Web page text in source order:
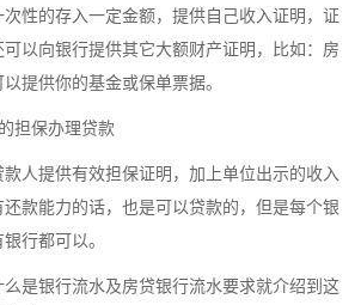
的存入一定金额，提供自己收入证明，证
以向银行提供其它大额财产证明，比如：房
提供你的基金或保单票据。
保办理贷款
提供有效担保证明，加上单位出示的收入
款能力的话，也是可以贷款的，但是每个银
行都可以。
银行流水及房贷银行流水要求就介绍到这